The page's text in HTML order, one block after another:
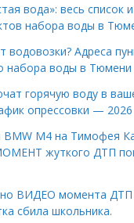
вода»: весь список
набора воды в
водовозки? Адреса
набора воды в Тюмени
горячую воду в
опрессовки — 2026
BMW M4 на Тимофея
жуткого ДТП
ВИДЕО момента
сбила школьника.